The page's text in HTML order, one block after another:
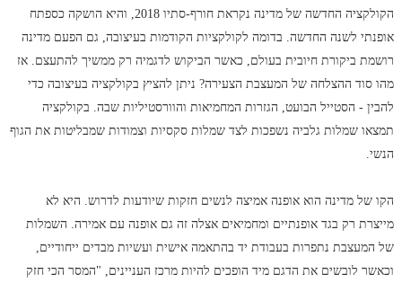
הקולקציה החדשה של מדינה נקראת חורף-סתיו 2018, והיא הושקה כספתח
אופנתי לשנה החדשה. בדומה לקולקציות הקודמות בעיצובה, גם הפעם מדינה
רושמת ביקורת חיובית בעולם, כאשר הביקוש לדגמיה רק ממשיך להתעצם. אז
מהו סוד ההצלחה של המעצבת הצעירה? ניתן להציץ בקולקציה בעיצובה כדי
להבין - הסטייל הבועט, הגזרות המחמיאות והוורסטיליות שבה. בקולקציה
תמצאו שמלות גלביה נשפכות לצד שמלות סקסיות וצמודות שמבליטות את הגוף
הנשי.
הקו של מדינה הוא אופנה אמיצה לנשים חזקות שיודעות לדרוש. היא לא
מייצרת רק בגד אופנתיים ומחמיאים אצלה זה גם אופנה עם אמירה. השמלות
של המעצבת נתפרות בעבודת יד בהתאמה אישית ועשיות מבדים ייחודיים,
וכאשר לובשים את הדגם מיד הופכים להיות מרכז העניינים, "המסר הכי חזק